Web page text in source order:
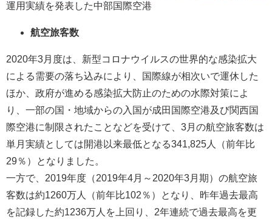
運用実績を発表した中部国際空港
航空旅客数
2020年3月度は、新型コロナウイルスの世界的な感染拡大
による需要の落ち込みにより、国際線が相次いで運休した
ほか、政府が進める感染拡大防止のための水際対策によ
り、一部の国・地域からの入国が成田国際空港及び関西国
際空港に制限されたことなどを受けて、3月の航空旅客数は
単月実績としては開港以来最低となる341,825人（前年比
29％）となりました。
一方で、2019年度（2019年4月～2020年3月期）の航空旅
客数は約1260万人（前年比102％）となり、昨年過去最高
を記録した約1236万人を上回り、2年連続で過去最高を更